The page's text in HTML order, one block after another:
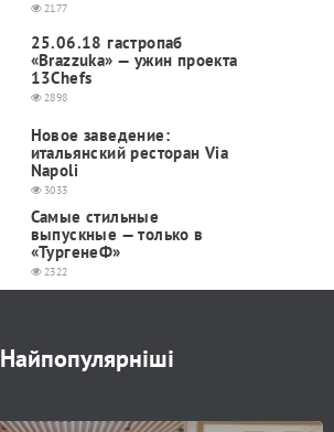
2177
25.06.18 гастропаб
«Brazzuka» — ужин проекта
13Chefs
2898
Новое заведение:
итальянский ресторан Via
Napoli
3033
Самые стильные
выпускные — только в
«ТургенеФ»
2322
Найпопулярніші